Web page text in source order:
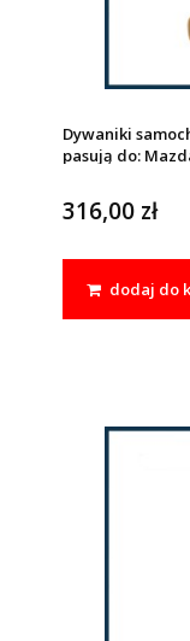
Dywaniki
pasują do:
316,00 zł
dodaj do